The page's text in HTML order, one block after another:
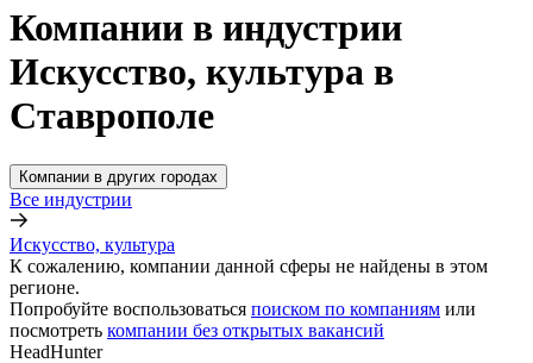
Компании в индустрии
Искусство, культура в
Ставрополе
Компании в других городах
Все индустрии
Искусство, культура
К сожалению, компании данной сферы не найдены в этом
регионе.
Попробуйте воспользоваться поиском по компаниям или
посмотреть компании без открытых вакансий
HeadHunter